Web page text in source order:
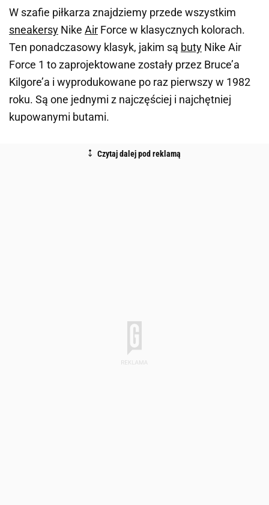
W szafie piłkarza znajdziemy przede wszystkim
sneakersy Nike Air Force w klasycznych kolorach.
Ten ponadczasowy klasyk, jakim są buty Nike Air
Force 1 to zaprojektowane zostały przez Bruce’a
Kilgore’a i wyprodukowane po raz pierwszy w 1982
roku. Są one jednymi z najczęściej i najchętniej
kupowanymi butami.